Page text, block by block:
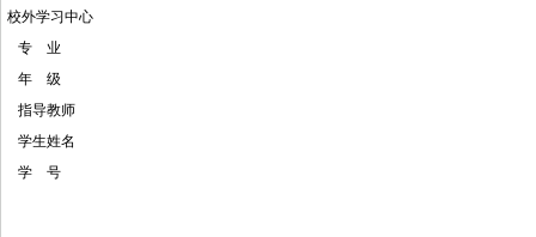
校外学习中心
专 业
年 级
指导教师
学生姓名
学 号